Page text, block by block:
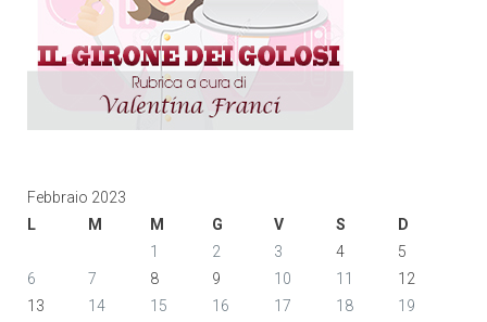
Febbraio 2023
L
M M G V S
D
1
2 3 4
5
6
7 8 9 10 11
12
13
14 15 16 17 18
19